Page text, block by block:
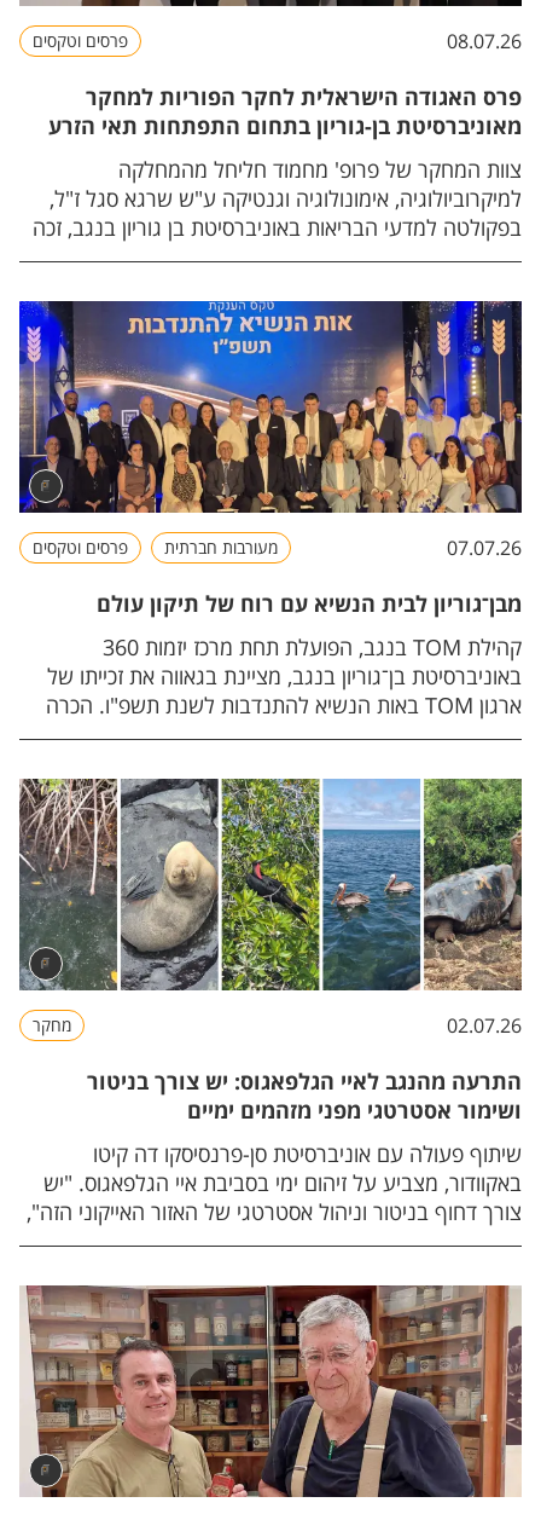
פרסים וטקסים 08.07.26
פרס האגודה הישראלית לחקר הפוריות למחקר
מאוניברסיטת בן-גוריון בתחום התפתחות תאי הזרע
צוות המחקר של פרופ' מחמוד חליחל מהמחלקה
למיקרוביולוגיה, אימונולוגיה וגנטיקה ע"ש שרגא סגל ז"ל,
בפקולטה למדעי הבריאות באוניברסיטת בן גוריון בנגב, זכה
בפרס האגודה הישראלית לחקר הפוריות (איל"ה) במסגרת
פרסים וטקסים מעורבות חברתית 07.07.26
מבן־גוריון לבית הנשיא עם רוח של תיקון עולם
קהילת TOM בנגב, הפועלת תחת מרכז יזמות 360
באוניברסיטת בן־גוריון בנגב, מציינת בגאווה את זכייתו של
ארגון TOM באות הנשיא להתנדבות לשנת תשפ"ו. הכרה
לאומית בעשייה המחברת בין טכנולוגיה, קהילה ואנשים.
מחקר 02.07.26
התרעה מהנגב לאיי הגלפאגוס: יש צורך בניטור
ושימור אסטרטגי מפני מזהמים ימיים
שיתוף פעולה עם אוניברסיטת סן-פרנסיסקו דה קיטו
באקוודור, מצביע על זיהום ימי בסביבת איי הגלפאגוס. "יש
צורך דחוף בניטור וניהול אסטרטגי של האזור האייקוני הזה",
מתריע פרופ' אריאל קושמרו, ראש המעבדה לביוטכנולוגיה